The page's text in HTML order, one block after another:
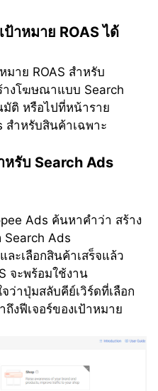
าหมาย ROAS ได้
าย ROAS สำหรับ
งโฆษณาแบบ Search
มัติ หรือไปที่หน้าราย
สำหรับสินค้าเฉพาะ
หรับ Search Ads
Ads ค้นหาคำว่า สร้าง
Ads
ะเลือกสินค้าเสร็จแล้ว
จะพร้อมใช้งาน
ว่าปุ่มสลับคีย์เวิร์ดที่เลือก
ถึงฟีเจอร์ของเป้าหมาย